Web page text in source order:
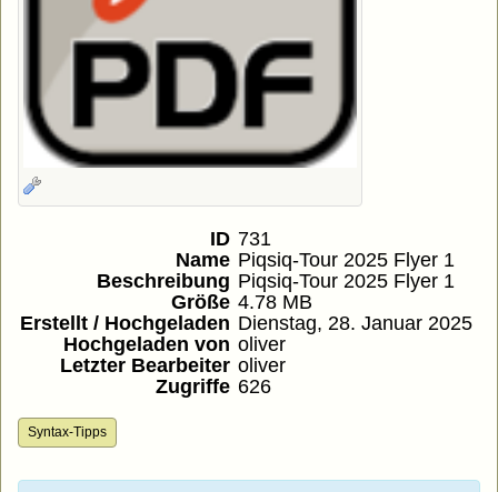
ID 731
Name Piqsiq-Tour 2025 Flyer 1
Beschreibung Piqsiq-Tour 2025 Flyer 1
Größe 4.78 MB
Erstellt / Hochgeladen Dienstag, 28. Januar 2025
Hochgeladen von oliver
Letzter Bearbeiter oliver
Zugriffe 626
Syntax-Tipps